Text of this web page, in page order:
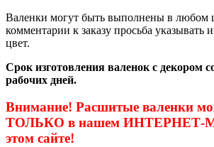
Валенки могут быть выполнены в любом
комментарии к заказу просьба
цвет.
Срок изготовления валенок с декором
рабочих дней.
Внимание! Расшитые валенки
ТОЛЬКО в нашем ИНТЕРНЕТ-
этом сайте!